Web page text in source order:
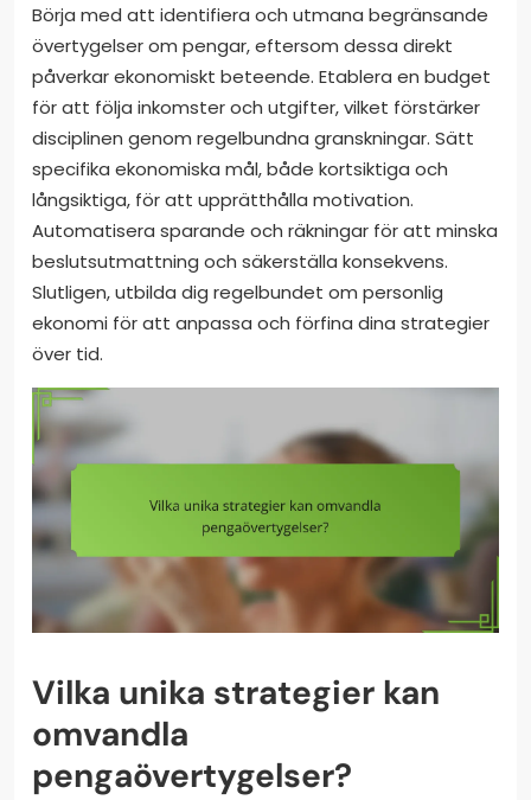
Börja med att identifiera och utmana begränsande
övertygelser om pengar, eftersom dessa direkt
påverkar ekonomiskt beteende. Etablera en budget
för att följa inkomster och utgifter, vilket förstärker
disciplinen genom regelbundna granskningar. Sätt
specifika ekonomiska mål, både kortsiktiga och
långsiktiga, för att upprätthålla motivation.
Automatisera sparande och räkningar för att minska
beslutsutmattning och säkerställa konsekvens.
Slutligen, utbilda dig regelbundet om personlig
ekonomi för att anpassa och förfina dina strategier
över tid.
Vilka unika strategier kan
omvandla
pengaövertygelser?